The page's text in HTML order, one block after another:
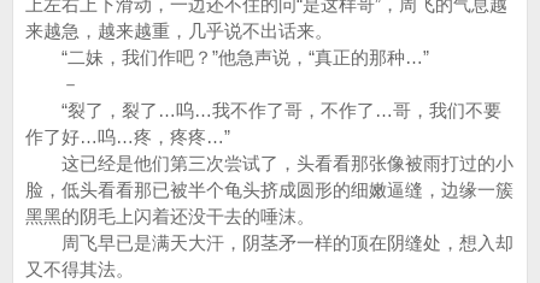
上左右上下滑动，一边还不住的问“是这样哥”，周飞的气息越
来越急，越来越重，几乎说不出话来。
“二妹，我们作吧？”他急声说，“真正的那种…”
－
“裂了，裂了…呜…我不作了哥，不作了…哥，我们不要
作了好…呜…疼，疼疼…”
这已经是他们第三次尝试了，头看看那张像被雨打过的小
脸，低头看看那已被半个龟头挤成圆形的细嫩逼缝，边缘一簇
黑黑的阴毛上闪着还没干去的唾沫。
周飞早已是满天大汗，阴茎矛一样的顶在阴缝处，想入却
又不得其法。